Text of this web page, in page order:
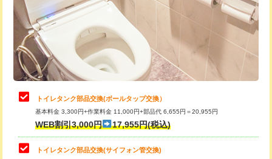
トイレタンク部品交換(ボールタップ交換）
基本料金 3,300円+作業料金 11,000円+部品代 6,655円＝20,955円
WEB割引3,000円 17,955円(税込)
トイレタンク部品交換(サイフォン管交換)